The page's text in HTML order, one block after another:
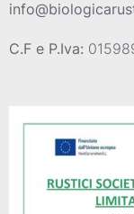
C.F e P.Iva: